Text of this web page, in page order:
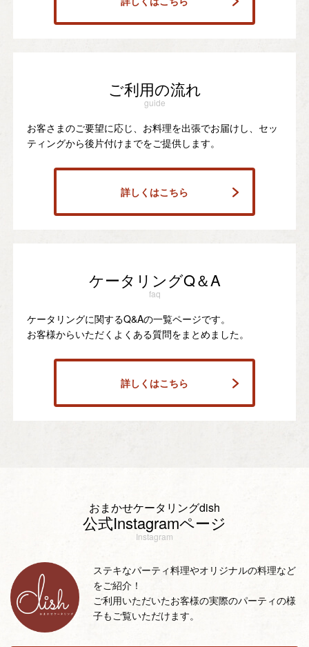
ご利用の流れ
guide
お客さまのご要望に応じ、お料理を出張でお届けし、セッ
ティングから後片付けまでをご提供します。
詳しくはこちら
ケータリングQ＆A
faq
ケータリングに関するQ&Aの一覧ページです。
お客様からいただくよくある質問をまとめました。
詳しくはこちら
おまかせケータリングdish
公式Instagramページ
Instagram
ステキなパーティ料理やオリジナルの料理など
をご紹介！
ご利用いただいたお客様の実際のパーティの様
子もご覧いただけます。